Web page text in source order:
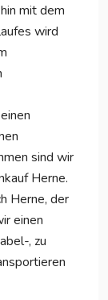
mit dem
wird
sind wir
Herne.
Herne, der
einen
, zu